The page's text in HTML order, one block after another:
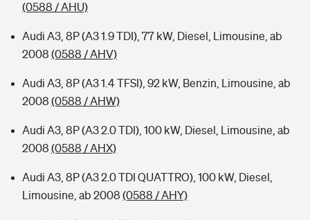
(0588 / AHU)
Audi A3, 8P (A3 1.9 TDI), 77 kW, Diesel, Limousine, ab
2008 (0588 / AHV)
Audi A3, 8P (A3 1.4 TFSI), 92 kW, Benzin, Limousine, ab
2008 (0588 / AHW)
Audi A3, 8P (A3 2.0 TDI), 100 kW, Diesel, Limousine, ab
2008 (0588 / AHX)
Audi A3, 8P (A3 2.0 TDI QUATTRO), 100 kW, Diesel,
Limousine, ab 2008 (0588 / AHY)